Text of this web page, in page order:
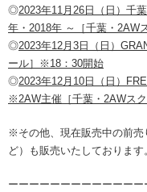
◎2023年11月26日（日）千
年・2018年 ～［千葉・2AW
◎2023年12月3日（日）
ール］※18：30開始
◎2023年12月10日（日）
※2AW主催［千葉・2AWス
※その他、現在販売中の前売
ど）も販売いたしておりま
ーーーーーーーーーーーー